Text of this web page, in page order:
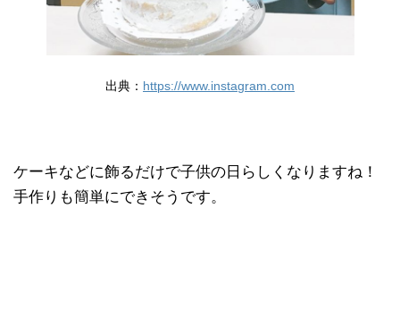
出典： https://www.instagram.com
ケーキなどに飾るだけで子供の日らしくなりますね！
手作りも簡単にできそうです。